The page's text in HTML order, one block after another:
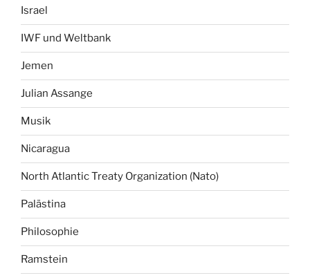
Israel
IWF und Weltbank
Jemen
Julian Assange
Musik
Nicaragua
North Atlantic Treaty Organization (Nato)
Palästina
Philosophie
Ramstein